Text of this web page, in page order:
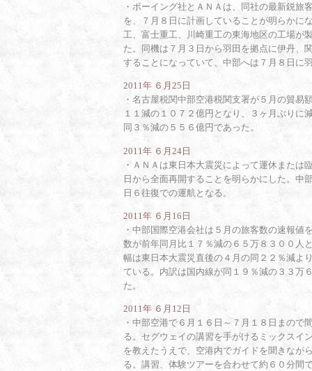
・ ボーイング社とＡＮＡは、同社の最新鋭旅
を、７月８日に計画していることが明らかに
工、富士重工、川崎重工の東海地区の工場が
た。同機は７月３日から羽田を拠点に伊丹、
することになっていて、中部へは７月８日に
2011年 ６月25日
・ 名古屋税関中部空港税関支署が５月の貿易
１１減の１０７２億円となり、３ヶ月ぶりに
同３％減の５５６億円であった。
2011年 ６月24日
・ ＡＮＡは東日本大震災によって運休または
日から全面再開することを明らかにした。中
日６往復での運航となる。
2011年 ６月16日
・ 中部国際空港会社は５月の旅客数の速報値
数が前年同月比１７％減の６５万８３００人
幅は東日本大震災直後の４月の同２２％減よ
ている。内訳は国内線が同１９％減の３３万
た。
2011年 ６月12日
・ 中部空港で６月１６日～７月１８日まので
る。セグウェイの講習を手がけるミックスイ
を教えたうえで、空港内でガイドを聞きなが
る。講習、体験ツアーを合わせて約６０分間